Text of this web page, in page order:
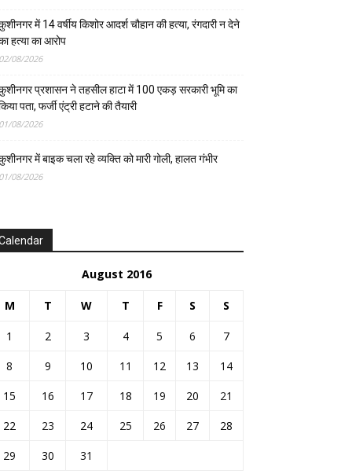
में 14 वर्षीय किशोर आदर्श चौहान की हत्या, रंगदारी न देने
हत्या का आरोप
02/08/2026
प्रशासन ने तहसील हाटा में 100 एकड़ सरकारी भूमि का
पता, फर्जी एंट्री हटाने की तैयारी
01/08/2026
में बाइक चला रहे व्यक्ति को मारी गोली, हालत गंभीर
01/08/2026
August 2016
M T W T F S S
1 2 3 4 5 6
7
8
9 10 11 12 13
14
15
16 17 18 19 20
21
22
23 24 25 26 27
28
29
30
31